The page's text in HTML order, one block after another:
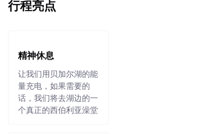
行程亮点
精神休息
让我们用贝加尔湖的能
量充电，如果需要的
话，我们将去湖边的一
个真正的西伯利亚澡堂